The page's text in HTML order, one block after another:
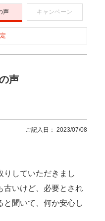
声 キャンペーン
声
ご記入日： 2023/07/08
りしていただきまし
古いけど、必要とされ
と聞いて、何か安心し